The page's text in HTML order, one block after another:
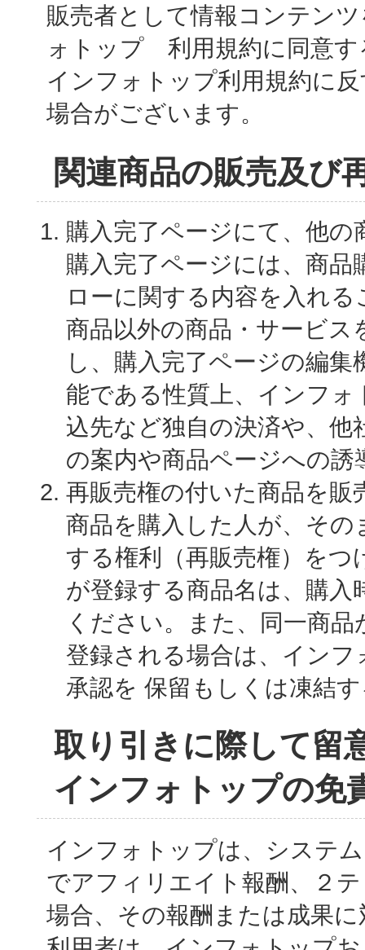
販売者として情報コンテン
ォトップ 利用規約に同意す
インフォトップ利用規約に
場合がございます。
関連商品の販売及び
購入完了ページにて、他
購入完了ページには、商
ローに関する内容を入れ
商品以外の商品・サービ
し、購入完了ページの編
能である性質上、インフ
込先など独自の決済や、
の案内や商品ページへの
再販売権の付いた商品を販
商品を購入した人が、そ
する権利（再販売権）をつ
が登録する商品名は、購
ください。また、同一商
登録される場合は、イン
承認を 保留もしくは凍結
取り引きに際して留
インフォトップの免
インフォトップは、システ
でアフィリエイト報酬、２
場合、その報酬または成果